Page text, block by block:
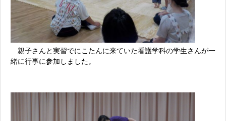
親子さんと実習でにこたんに来ていた看護学科の学生さんが一
緒に行事に参加しました。